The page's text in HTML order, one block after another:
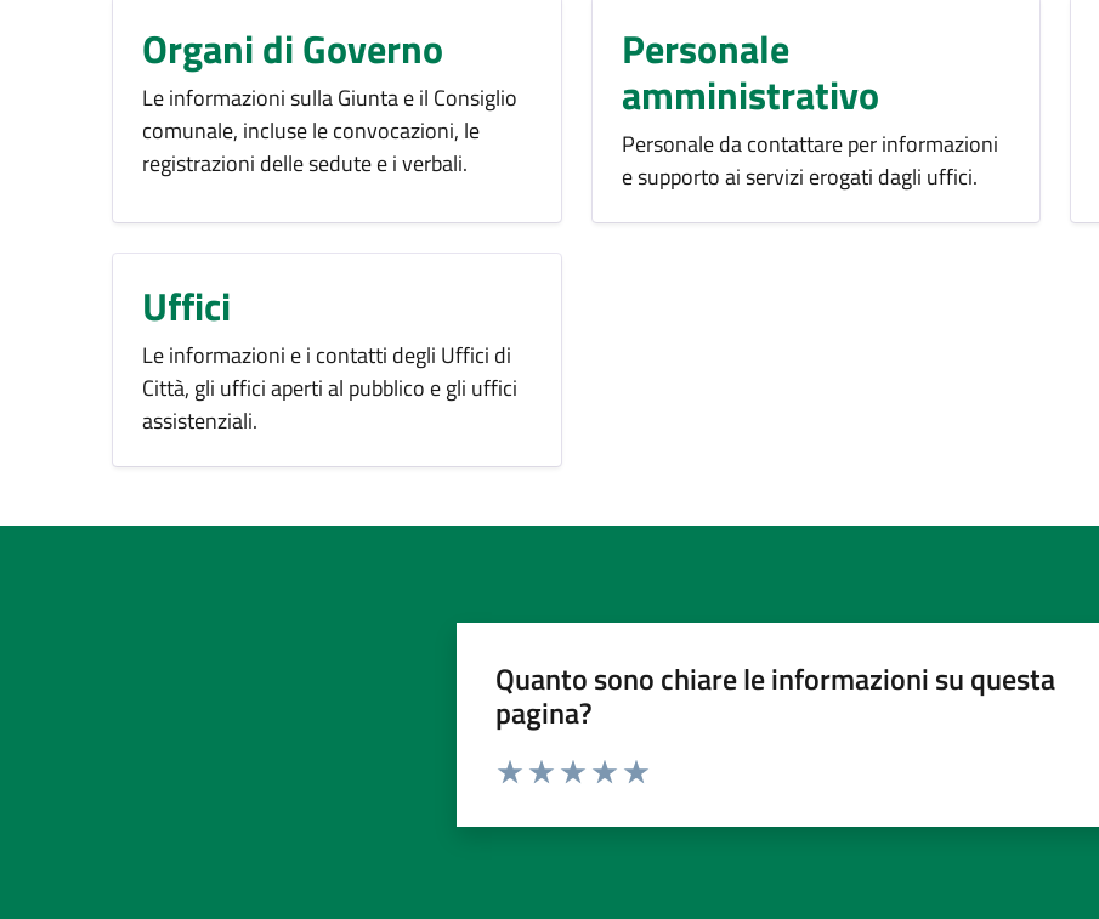
Organi di Governo
Le informazioni sulla Giunta e il Consiglio
comunale, incluse le convocazioni, le
registrazioni delle sedute e i verbali.
Personale
amministrativo
Personale da contattare per informazioni
e supporto ai servizi erogati dagli uffici.
Uffici
Le informazioni e i contatti degli Uffici di
Città, gli uffici aperti al pubblico e gli uffici
assistenziali.
Quanto sono chiare le informazioni su questa
pagina?